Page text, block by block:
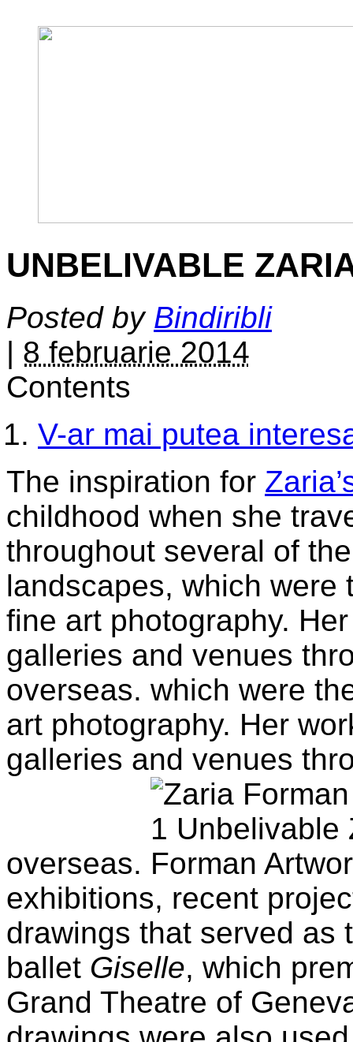
UNBELIVABLE
Posted by Bindiribli
| 8 februarie 2014
Contents
V-ar mai putea
The inspiration for
childhood when she
throughout several of
landscapes, which were
fine art photography.
galleries and venues
overseas. which were
art photography. Her
galleries and venues
overseas.
exhibitions, recent
drawings that served as
ballet Giselle, which
Grand Theatre of